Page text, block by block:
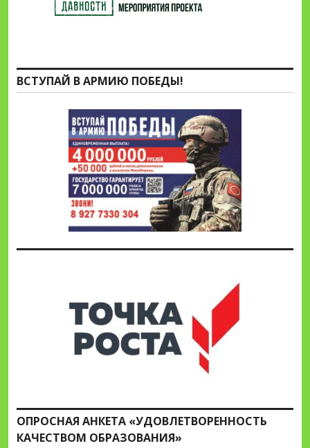
ВСТУПАЙ В АРМИЮ ПОБЕДЫ!
ОПРОСНАЯ АНКЕТА «УДОВЛЕТВОРЕННОСТЬ
КАЧЕСТВОМ ОБРАЗОВАНИЯ»